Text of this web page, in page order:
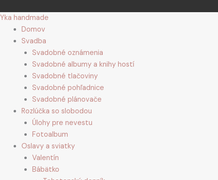
Yka handmade
Domov
Svadba
Svadobné oznámenia
Svadobné albumy a knihy hostí
Svadobné tlačoviny
Svadobné pohľadnice
Svadobné plánovače
Rozlúčka so slobodou
Úlohy pre nevestu
Fotoalbum
Oslavy a sviatky
Valentín
Bábätko